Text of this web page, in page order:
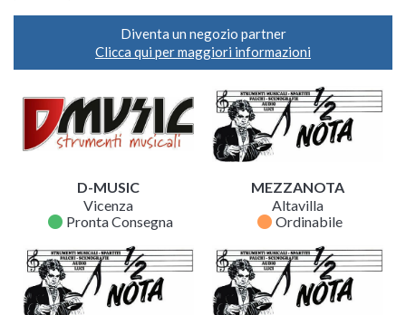
Diventa un negozio partner
Clicca qui per maggiori informazioni
D-MUSIC
Vicenza
fiber_manual_record Pronta Consegna
MEZZANOTA
Altavilla
fiber_manual_record Ordinabile